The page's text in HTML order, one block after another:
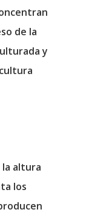
de la
y
altura
los